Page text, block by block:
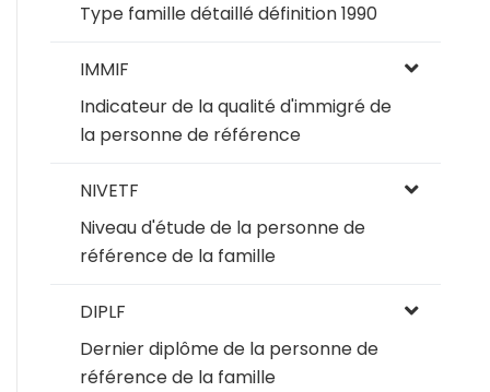
Type famille détaillé définition 1990
IMMIF
Indicateur de la qualité d'immigré de
la personne de référence
NIVETF
Niveau d'étude de la personne de
référence de la famille
DIPLF
Dernier diplôme de la personne de
référence de la famille